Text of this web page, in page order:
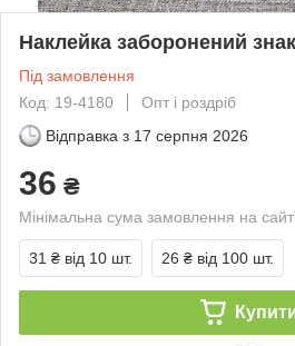
Наклейка заборонений
Під замовлення
Код: 19-4180
Опт і роздріб
Відправка з 17 серпня 2026
36 ₴
Мінімальна сума замовлення на
31 ₴ від 10 шт. 26 ₴ від 100 шт.